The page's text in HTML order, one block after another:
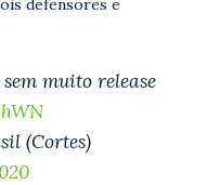
defensores e
muito release
(Cortes)